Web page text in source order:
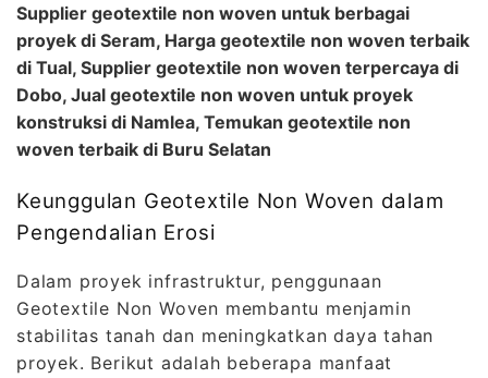
Supplier geotextile non woven untuk berbagai
proyek di Seram, Harga geotextile non woven terbaik
di Tual, Supplier geotextile non woven terpercaya di
Dobo, Jual geotextile non woven untuk proyek
konstruksi di Namlea, Temukan geotextile non
woven terbaik di Buru Selatan
Keunggulan Geotextile Non Woven dalam
Pengendalian Erosi
Dalam proyek infrastruktur, penggunaan
Geotextile Non Woven membantu menjamin
stabilitas tanah dan meningkatkan daya tahan
proyek. Berikut adalah beberapa manfaat